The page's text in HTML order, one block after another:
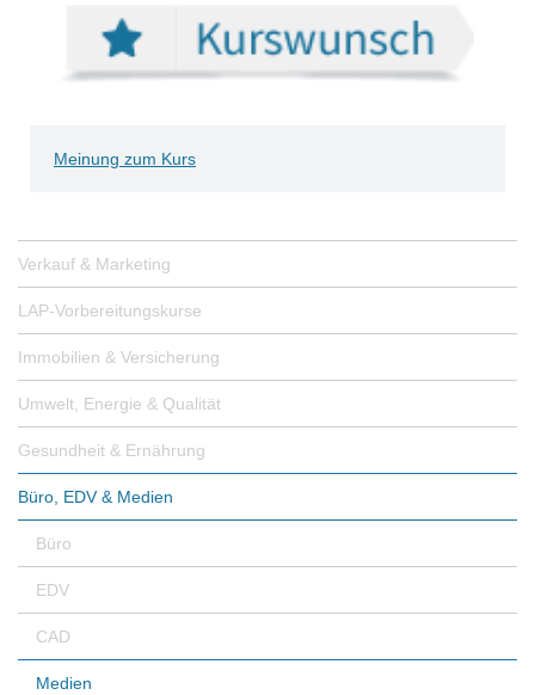
Meinung zum Kurs
Verkauf & Marketing
LAP-Vorbereitungskurse
Immobilien & Versicherung
Umwelt, Energie & Qualität
Gesundheit & Ernährung
Büro, EDV & Medien
Büro
EDV
CAD
Medien